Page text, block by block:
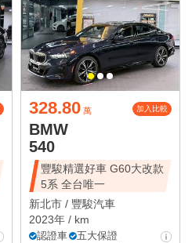
328.80 萬 加入比較
BMW
540
豐駿精選好車 G60大改款
5系 全台唯一
新北市 / 豐駿汽車
2023年 / km
認證車
五大保證